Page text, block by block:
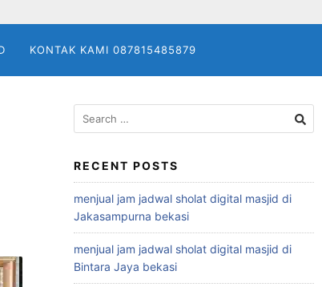
KONTAK KAMI 087815485879
Search
for:
RECENT POSTS
menjual jam jadwal sholat digital masjid di
Jakasampurna bekasi
menjual jam jadwal sholat digital masjid di
Bintara Jaya bekasi